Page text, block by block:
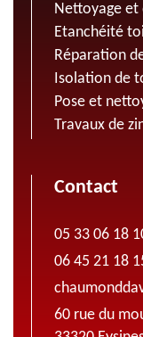
Nettoyage et
Etanchéité
Réparation
Isolation de
Pose et
Travaux de
Contact
05 33 06 18
06 45 21 18
60 rue du